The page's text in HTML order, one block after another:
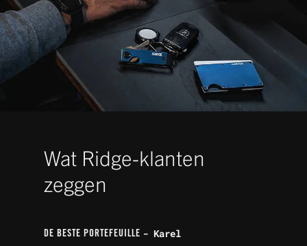
Wat Ridge-klanten
zeggen
DE BESTE PORTEFEUILLE - Karel